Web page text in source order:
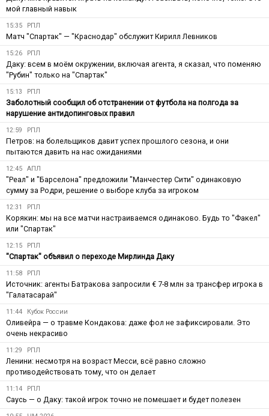
мой главный навык
15:35 РПЛ
Матч "Спартак" — "Краснодар" обслужит Кирилл Левников
15:26 РПЛ
Даку: всем в моём окружении, включая агента, я сказал, что поменяю
"Рубин" только на "Спартак"
15:13 РПЛ
Заболотный сообщил об отстранении от футбола на полгода за
нарушение антидопинговых правил
12:59 РПЛ
Петров: на болельщиков давит успех прошлого сезона, и они
пытаются давить на нас ожиданиями
12:45 АПЛ
"Реал" и "Барселона" предложили "Манчестер Сити" одинаковую
сумму за Родри, решение о выборе клуба за игроком
12:31 РПЛ
Корякин: мы на все матчи настраиваемся одинаково. Будь то "Факел"
или "Спартак"
12:15 РПЛ
"Спартак" объявил о переходе Мирлинда Даку
11:58 РПЛ
Источник: агенты Батракова запросили € 7-8 млн за трансфер игрока в
"Галатасарай"
11:44 Кубок России
Оливейра — о травме Кондакова: даже фол не зафиксировали. Это
очень некрасиво
11:29 РПЛ
Ленини: несмотря на возраст Месси, всё равно сложно
противодействовать тому, что он делает
11:14 РПЛ
Саусь — о Даку: такой игрок точно не помешает и будет полезен